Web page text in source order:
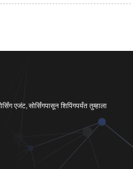
एजंट, सोर्सिंगपासून शिपिंगपर्यंत तुम्हाला